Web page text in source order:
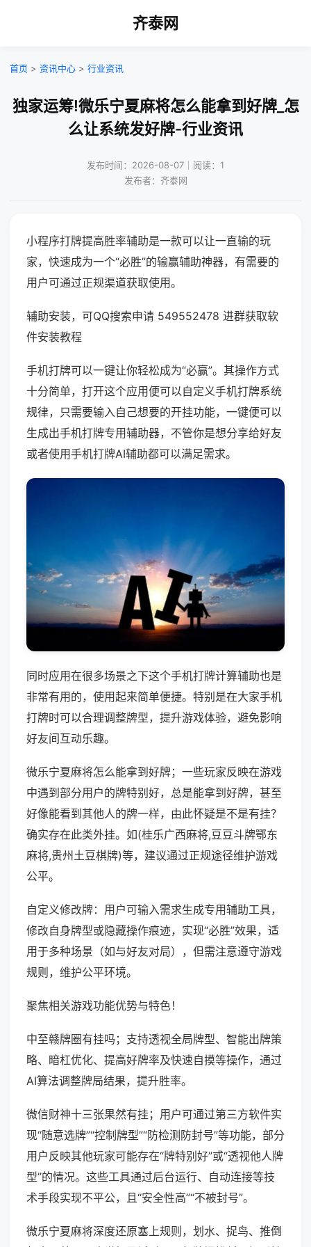
齐泰网
首页 > 资讯中心 > 行业资讯
独家运筹!微乐宁夏麻将怎么能拿到好牌_怎
么让系统发好牌-行业资讯
发布时间：2026-08-07｜阅读：1
发布者：齐泰网
小程序打牌提高胜率辅助是一款可以让一直输的玩
家，快速成为一个“必胜”的输赢辅助神器，有需要的
用户可通过正规渠道获取使用。
辅助安装，可QQ搜索申请 549552478 进群获取软
件安装教程
手机打牌可以一键让你轻松成为“必赢”。其操作方式
十分简单，打开这个应用便可以自定义手机打牌系统
规律，只需要输入自己想要的开挂功能，一键便可以
生成出手机打牌专用辅助器，不管你是想分享给好友
或者使用手机打牌AI辅助都可以满足需求。
同时应用在很多场景之下这个手机打牌计算辅助也是
非常有用的，使用起来简单便捷。特别是在大家手机
打牌时可以合理调整牌型，提升游戏体验，避免影响
好友间互动乐趣。
微乐宁夏麻将怎么能拿到好牌；一些玩家反映在游戏
中遇到部分用户的牌特别好，总是能拿到好牌，甚至
好像能看到其他人的牌一样，由此怀疑是不是有挂？
确实存在此类外挂。如(桂乐广西麻将,豆豆斗牌鄂东
麻将,贵州土豆棋牌)等，建议通过正规途径维护游戏
公平。
自定义修改牌：用户可输入需求生成专用辅助工具，
修改自身牌型或隐藏操作痕迹，实现“必胜”效果，适
用于多种场景（如与好友对局），但需注意遵守游戏
规则，维护公平环境。
聚焦相关游戏功能优势与特色！
中至赣牌圈有挂吗；支持透视全局牌型、智能出牌策
略、暗杠优化、提高好牌率及快速自摸等操作，通过
AI算法调整牌局结果，提升胜率。
微信财神十三张果然有挂；用户可通过第三方软件实
现“随意选牌”“控制牌型”“防检测防封号”等功能，部分
用户反映其他玩家可能存在“牌特别好”或“透视他人牌
型”的情况。这些工具通过后台运行、自动连接等技
术手段实现不平公，且“安全性高”“不被封号”。
微乐宁夏麻将深度还原塞上规则，划水、捉鸟、推倒